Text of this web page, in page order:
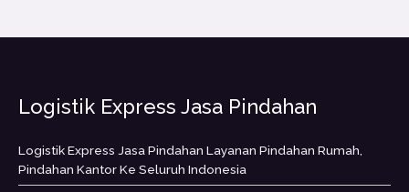
Logistik Express Jasa Pindahan
Logistik Express Jasa Pindahan Layanan Pindahan Rumah,
Pindahan Kantor Ke Seluruh Indonesia